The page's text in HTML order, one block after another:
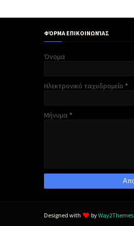
ΦΌΡΜΑ ΕΠΙΚΟΙΝΩΝΊΑΣ
Όνομα
Ηλεκτρονικό ταχυδρομείο *
Μήνυμα *
Designed with byWay2Themes